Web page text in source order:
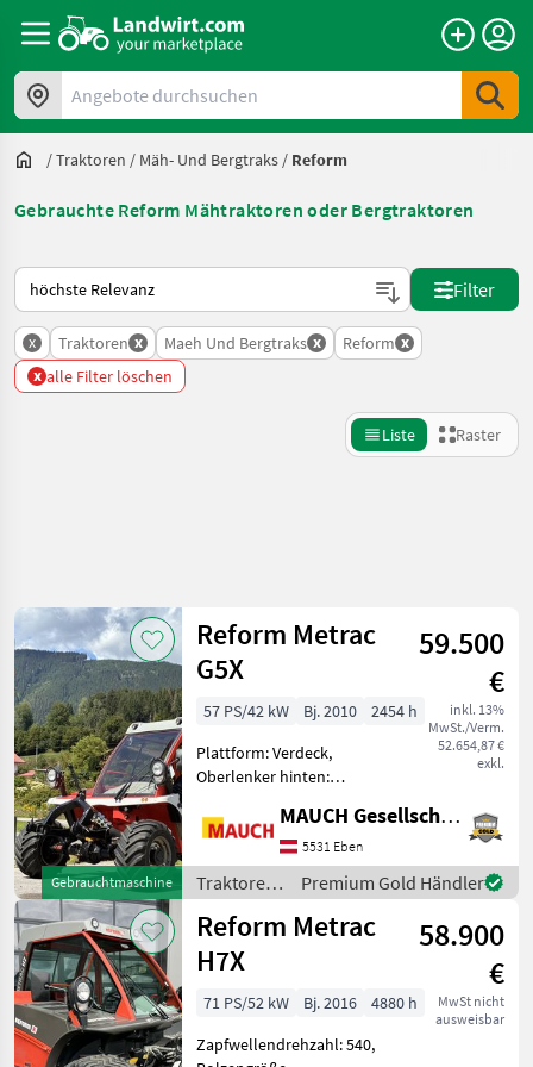
Angebote durchsuchen
/Traktoren / Mäh- Und Bergtraks / Reform
Gebrauchte Reform Mähtraktoren oder Bergtraktoren
So wird auf Landwirt.com sortiert
Filter
x Traktoren x Maeh Und Bergtraks x Reform x
x alle Filter löschen
Liste Raster
Kategorie 4 Land Filter
AKTUELLER
PFAD
Landtechnik
Traktoren
Maeh Und
Bergtraks
KATEGORIE
WÄHLEN
Reform
Aebi
Zurücksetzen
48
anzeigen
Gebrauchtmaschine
Reform Metrac
G5X
59.500
€
inkl. 13%
MwSt./Verm.
52.654,87 €
exkl.
57 PS/42 kW Bj. 2010
2454 h
Plattform: Verdeck,
Oberlenker hinten:
Fahrzeugpapiere
Außenbedienung
Heckhydraulik,
Fronthydraulik,
Frontzapfwelle Reform
MAUCH Gesellschaft m.b.H. & Co.KG, Eben
5531 Eben
Traktoren
/ Reform
Premium Gold Händler
Reform Metrac
H7X
58.900
€
MwSt nicht
ausweisbar
71 PS/52 kW Bj. 2016
4880 h
Zapfwellendrehzahl: 540,